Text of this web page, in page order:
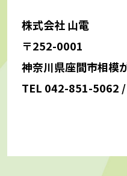
株式会社 山電
〒252-0001
神奈川県座間市相模
TEL 042-851-5062